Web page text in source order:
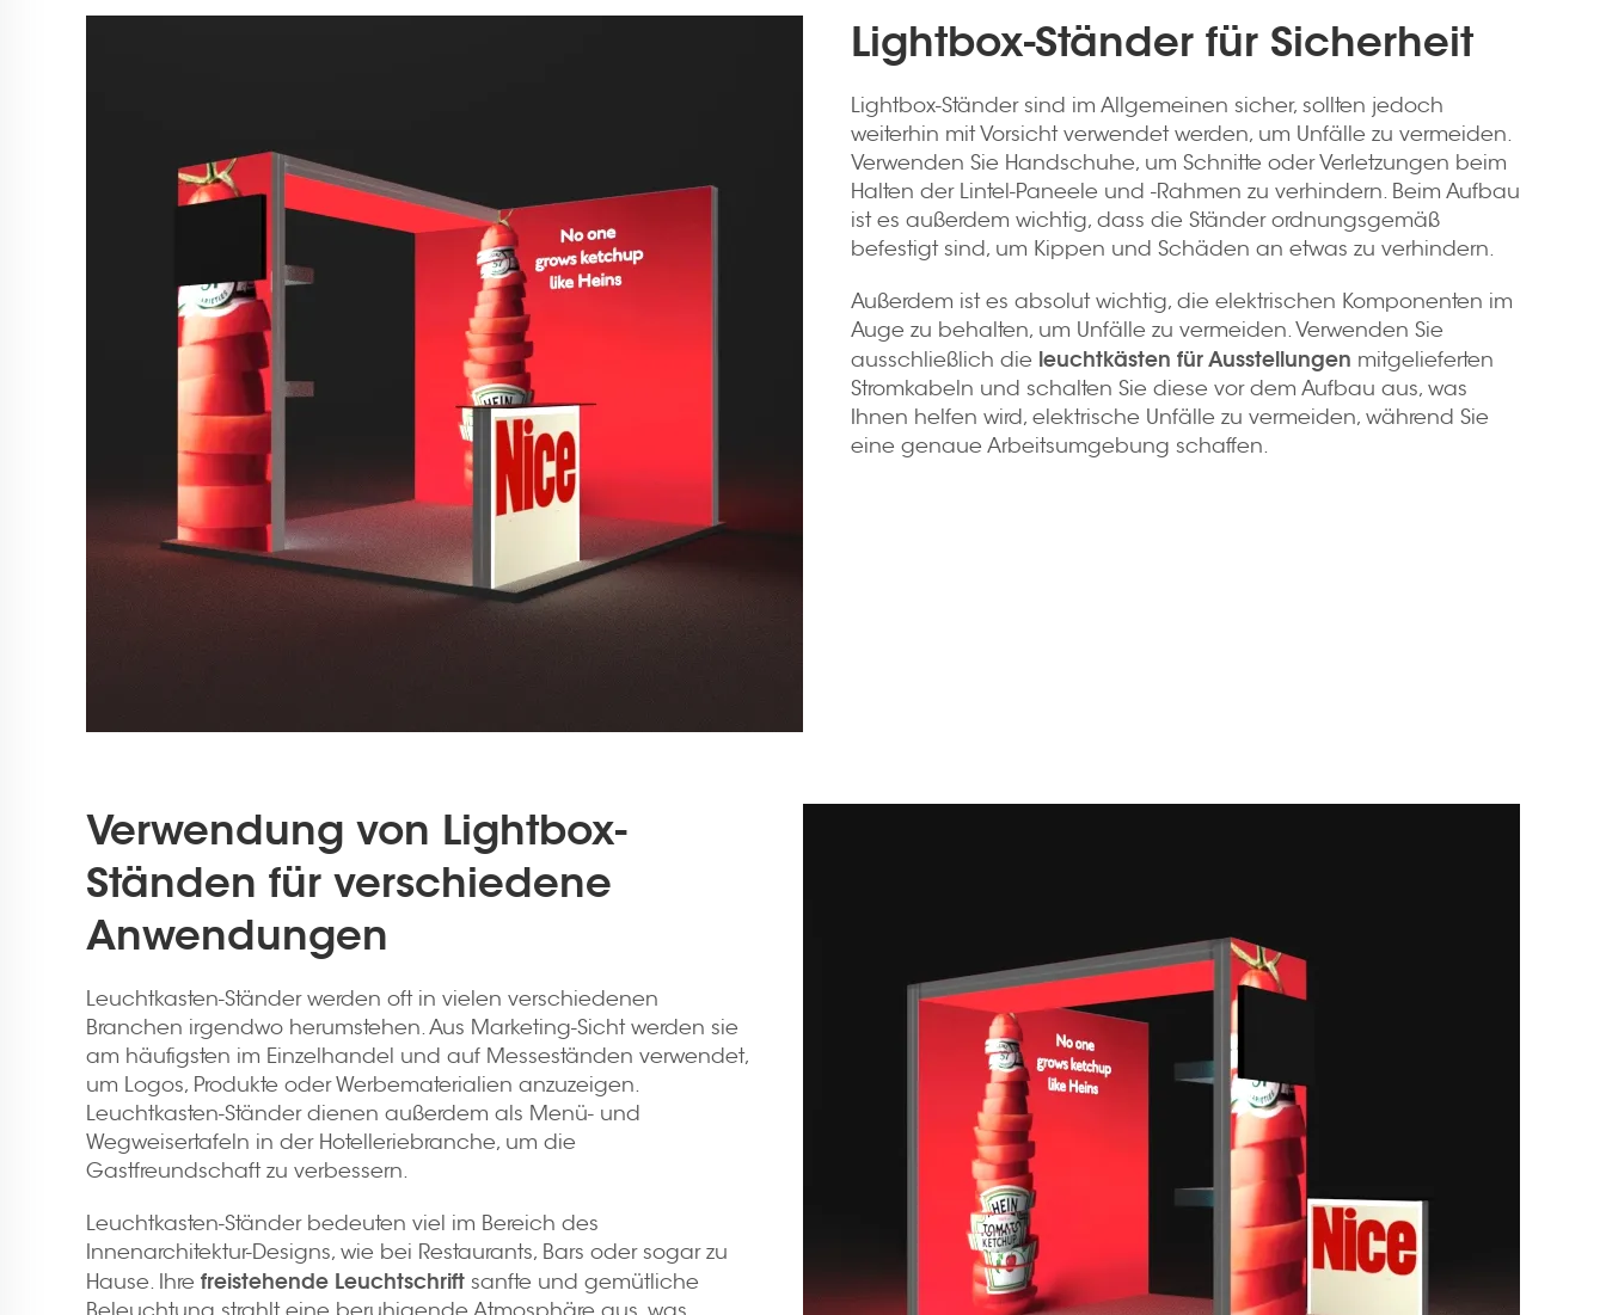
Lightbox-Ständer für Sicherheit
Lightbox-Ständer sind im Allgemeinen sicher, sollten jedoch
weiterhin mit Vorsicht verwendet werden, um Unfälle zu vermeiden.
Verwenden Sie Handschuhe, um Schnitte oder Verletzungen beim
Halten der Lintel-Paneele und -Rahmen zu verhindern. Beim Aufbau
ist es außerdem wichtig, dass die Ständer ordnungsgemäß
befestigt sind, um Kippen und Schäden an etwas zu verhindern.
Außerdem ist es absolut wichtig, die elektrischen Komponenten im
Auge zu behalten, um Unfälle zu vermeiden. Verwenden Sie
ausschließlich die leuchtkästen für Ausstellungen mitgelieferten
Stromkabeln und schalten Sie diese vor dem Aufbau aus, was
Ihnen helfen wird, elektrische Unfälle zu vermeiden, während Sie
eine genaue Arbeitsumgebung schaffen.
Verwendung von Lightbox-
Ständen für verschiedene
Anwendungen
Leuchtkasten-Ständer werden oft in vielen verschiedenen
Branchen irgendwo herumstehen. Aus Marketing-Sicht werden sie
am häufigsten im Einzelhandel und auf Messeständen verwendet,
um Logos, Produkte oder Werbematerialien anzuzeigen.
Leuchtkasten-Ständer dienen außerdem als Menü- und
Wegweisertafeln in der Hotelleriebranche, um die
Gastfreundschaft zu verbessern.
Leuchtkasten-Ständer bedeuten viel im Bereich des
Innenarchitektur-Designs, wie bei Restaurants, Bars oder sogar zu
Hause. Ihre freistehende Leuchtschrift sanfte und gemütliche